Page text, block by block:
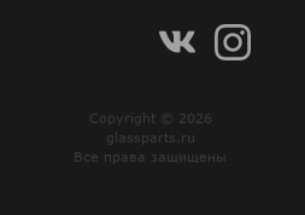
Copyright © 2026
glassparts.ru
Все права защищены